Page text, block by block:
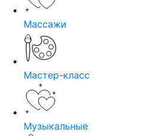
Массажи
Мастер-класс
Музыкальные